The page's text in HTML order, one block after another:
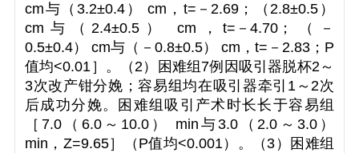
cm与（3.2±0.4） cm，t=－2.69；（2.8±0.5）
cm与（2.4±0.5） cm，t=－4.70；（－
0.5±0.4） cm与（－0.8±0.5） cm， t=－2.83； P
值均<0.01］。（2）困难组7例因吸引器脱杯2～
3次改产钳分娩；容易组均在吸引器牵引1～2次
后成功分娩。困难组吸引产术时长长于容易组
［7.0（6.0～10.0） min与3.0（2.0～3.0）
min， Z=9.65］（ P值均<0.001）。（3）困难组